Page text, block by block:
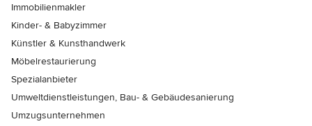
Immobilienmakler
Kinder- & Babyzimmer
Künstler & Kunsthandwerk
Möbelrestaurierung
Spezialanbieter
Umweltdienstleistungen, Bau- & Gebäudesanierung
Umzugsunternehmen